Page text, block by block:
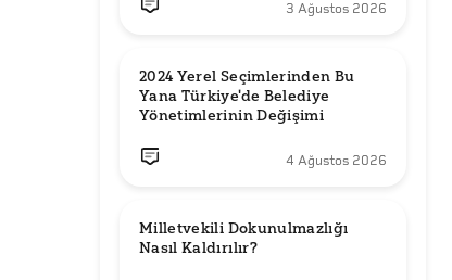
3 Ağustos 2026
2024 Yerel Seçimlerinden Bu
Yana Türkiye'de Belediye
Yönetimlerinin Değişimi
4 Ağustos 2026
Milletvekili Dokunulmazlığı
Nasıl Kaldırılır?